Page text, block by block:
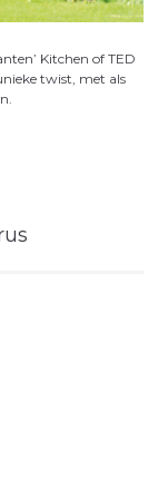
Kitchen of TED
twist, met als